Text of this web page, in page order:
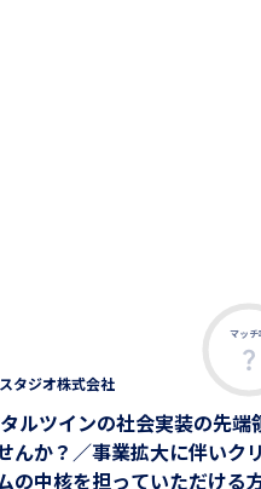
マッチ
タジオ株式会社
タルツインの社会実装の先端
んか？／事業拡大に伴いク
の中核を担っていただける